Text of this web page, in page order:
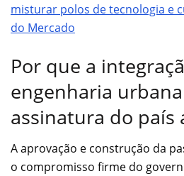
misturar polos de tecnologia e
do Mercado
Por que a
engenharia
assinatura do país
A aprovação e construção da
o compromisso firme do